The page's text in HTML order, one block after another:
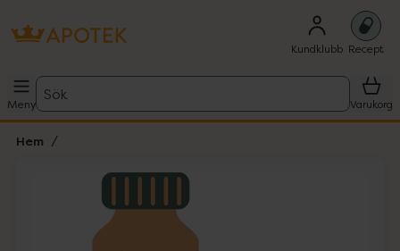
Kundklubb Recept
Meny
Sök
Varukorg
Hem
Lista: . Innehåller 1 objekt.